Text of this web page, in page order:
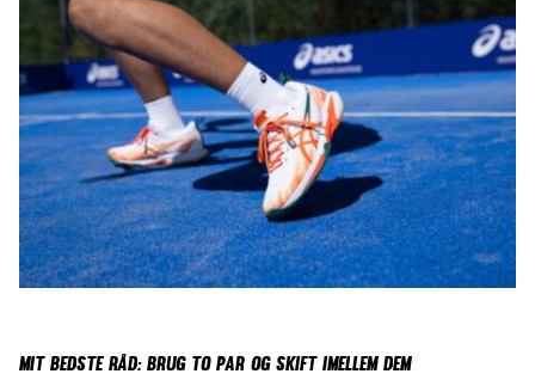
MIT BEDSTE RÅD: BRUG TO PAR OG SKIFT IMELLEM DEM